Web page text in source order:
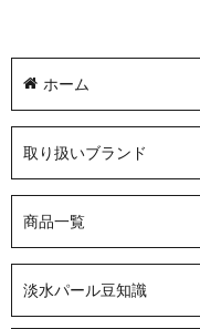
ホーム
取り扱いブランド
商品一覧
淡水パール豆知識